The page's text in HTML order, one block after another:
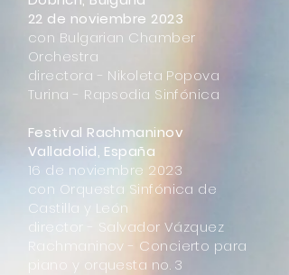
22 de noviembre 2023
con Bulgarian Chamber
Orchestra
directora - Nikoleta Popova
Turina - Rapsodia Sinfónica
Festival Rachmaninov
Valladolid, España
16 de noviembre 2023
con Orquesta Sinfónica de
Castilla y León
director - Salvador Vázquez
Rachmaninov - Concierto para
piano y orquesta no. 3